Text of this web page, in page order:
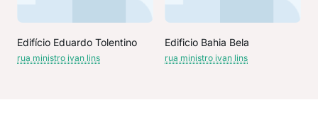
Edifício Eduardo Tolentino
rua ministro ivan lins
Edificio Bahia Bela
rua ministro ivan lins